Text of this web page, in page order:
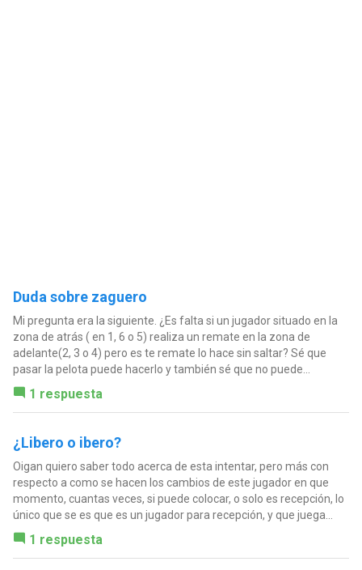
Duda sobre zaguero
Mi pregunta era la siguiente. ¿Es falta si un jugador situado en la
zona de atrás ( en 1, 6 o 5) realiza un remate en la zona de
adelante(2, 3 o 4) pero es te remate lo hace sin saltar? Sé que
pasar la pelota puede hacerlo y también sé que no puede...
1 respuesta
¿Libero o ibero?
Oigan quiero saber todo acerca de esta intentar, pero más con
respecto a como se hacen los cambios de este jugador en que
momento, cuantas veces, si puede colocar, o solo es recepción, lo
único que se es que es un jugador para recepción, y que juega...
1 respuesta